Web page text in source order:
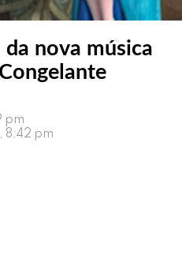
nova música
pm
8:42 pm